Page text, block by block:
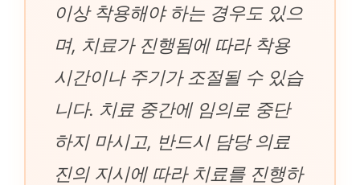
이상 착용해야 하는 경우도 있으
며, 치료가 진행됨에 따라 착용
시간이나 주기가 조절될 수 있습
니다. 치료 중간에 임의로 중단
하지 마시고, 반드시 담당 의료
진의 지시에 따라 치료를 진행하